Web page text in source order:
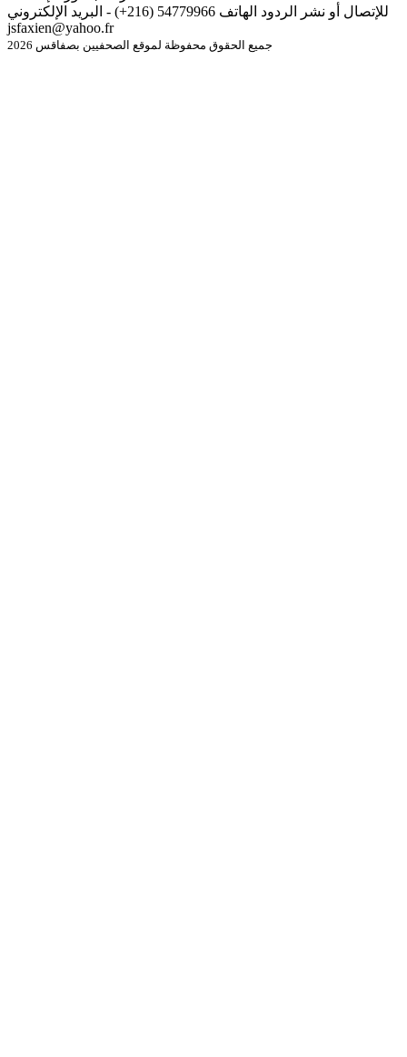
للإتصال أو نشر الردود الهاتف 54779966 (216+) - البريد الإلكتروني
jsfaxien@yahoo.fr
جميع الحقوق محفوظة لموقع الصحفيين بصفاقس 2026